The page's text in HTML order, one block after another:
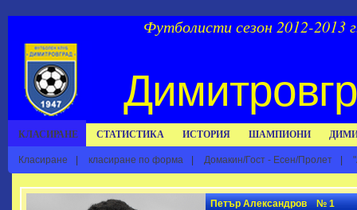
Футболисти сезон 2012-2013
КЛАСИРАНЕ
Класиране класиране по форма Домакин/Гост - Есен/Пролет
СТАТИСТИКА ИСТОРИЯ ШАМПИОНИ
Петър Александров № 1